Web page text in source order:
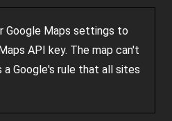
Google Maps settings to
API key. The map can't
Google's rule that all sites